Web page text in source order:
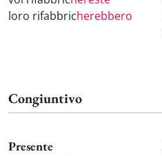
loro rifabbricherebbero
Congiuntivo
Presente